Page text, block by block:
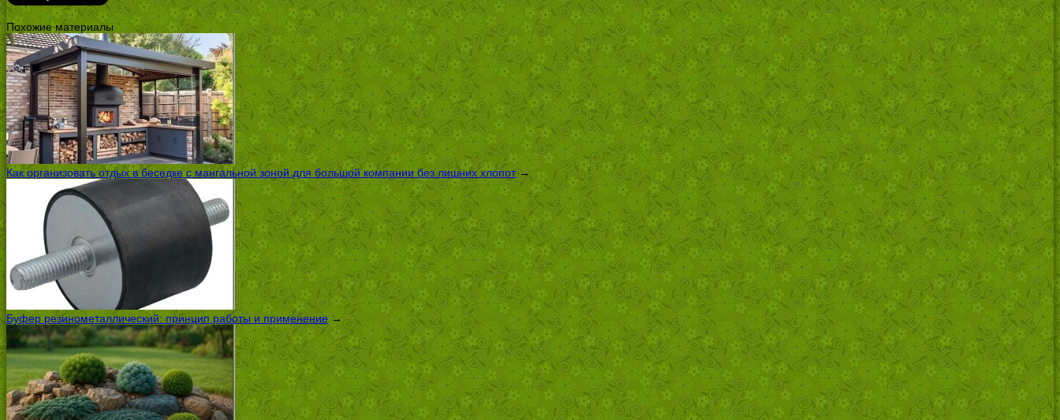
Похожие материалы
Как организовать отдых в беседке с мангальной зоной для большой компании без лишних хлопот→
Буфер резинометаллический: принцип работы и применение→